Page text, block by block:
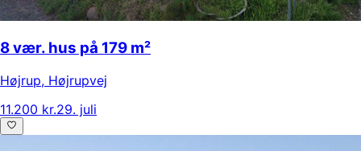
8 vær. hus på 179 m²
Højrup, Højrupvej
11.200 kr.29. juli